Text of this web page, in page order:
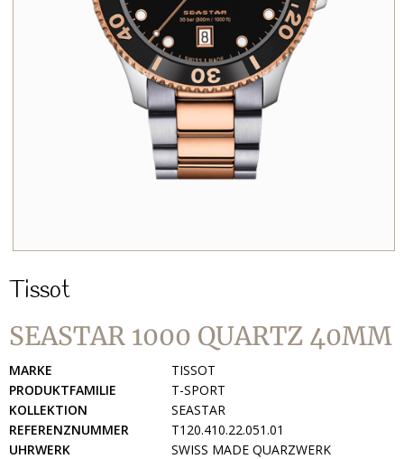
Tissot
SEASTAR 1000 QUARTZ 40MM
MARKE
TISSOT
PRODUKTFAMILIE
T-SPORT
KOLLEKTION
SEASTAR
REFERENZNUMMER
T120.410.22.051.01
UHRWERK
SWISS MADE QUARZWERK